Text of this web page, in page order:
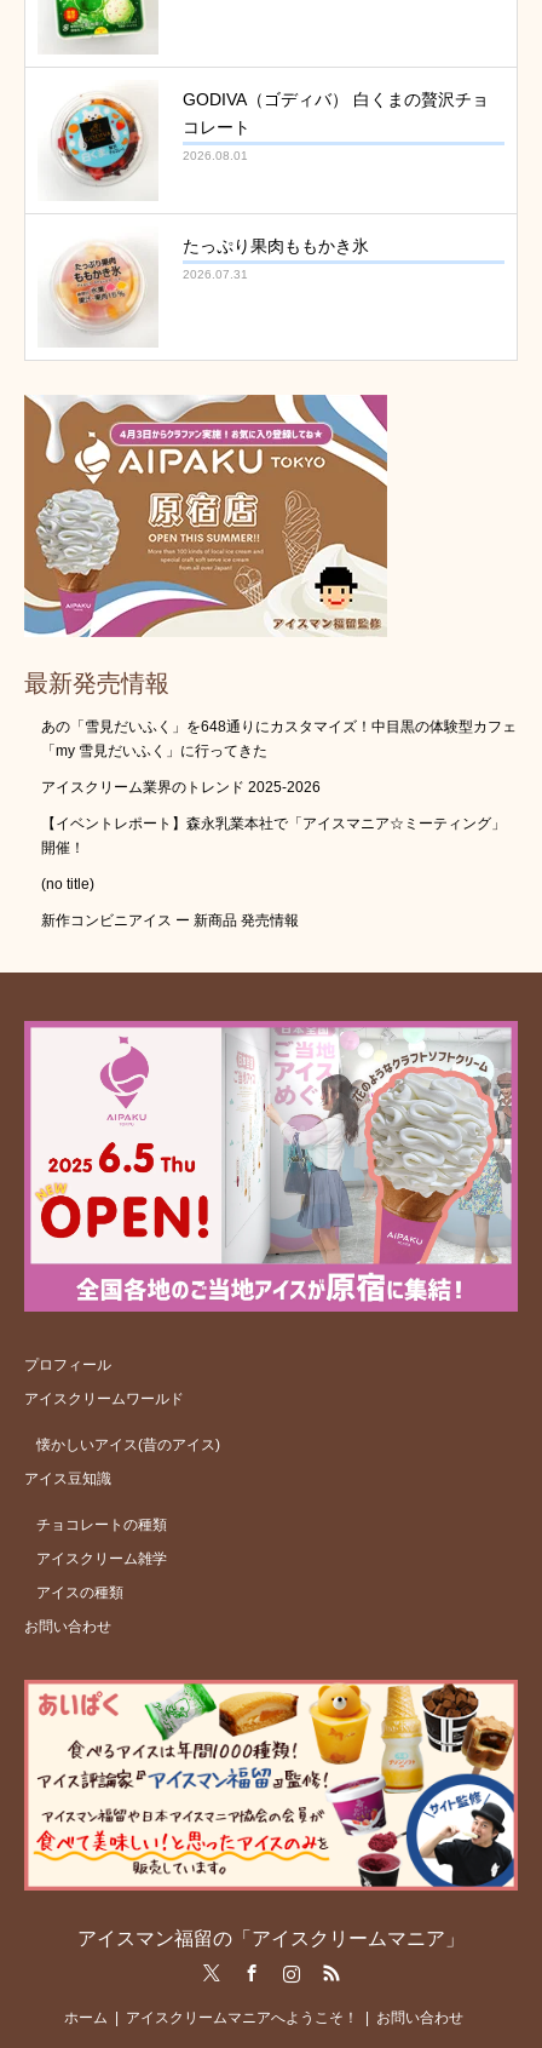
GODIVA（ゴディバ） 白くまの贅沢チョ
コレート
2026.08.01
たっぷり果肉ももかき氷
2026.07.31
最新発売情報
あの「雪見だいふく」を648通りにカスタマイズ！中目黒の体験型カフェ
「my 雪見だいふく」に行ってきた
アイスクリーム業界のトレンド 2025-2026
【イベントレポート】森永乳業本社で「アイスマニア☆ミーティング」
開催！
(no title)
新作コンビニアイス ー 新商品 発売情報
プロフィール
アイスクリームワールド
懐かしいアイス(昔のアイス)
アイス豆知識
チョコレートの種類
アイスクリーム雑学
アイスの種類
お問い合わせ
アイスマン福留の「アイスクリームマニア」
RSS
ホーム アイスクリームマニアへようこそ！ お問い合わせ